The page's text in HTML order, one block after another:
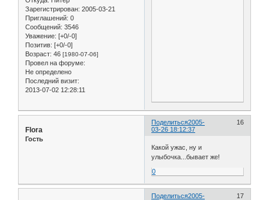
Зарегистрирован: 2005-03-21
Приглашений: 0
Сообщений: 3546
Уважение: [+0/-0]
Позитив: [+0/-0]
Возраст: 46 [1980-07-06]
Провел на форуме:
Не определено
Последний визит:
2013-07-02 12:28:11
Поделиться 16
2005-
03-26 18:12:37
Flora
Гость
Какой ужас, ну и
улыбочка...бывает же!
0
Поделиться 17
2005-